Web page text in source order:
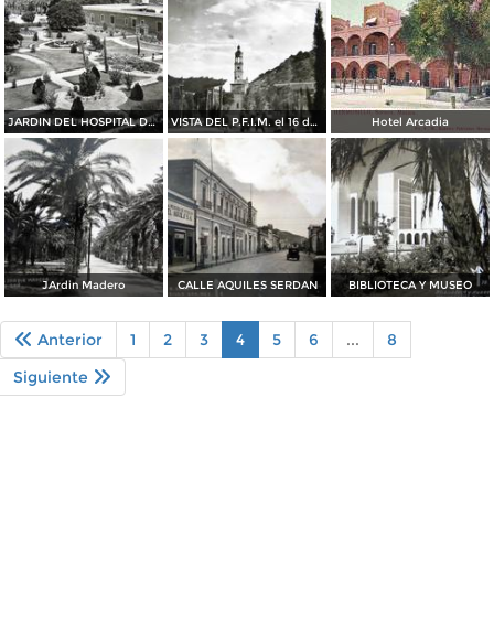
JARDIN DEL HOSPITAL DEL ESTADO el 16 de Octubre de 1935 VISTA DEL P.F.I.M. el 16 de Octubre de 1935 Hotel Arcadia
JArdin Madero CALLE AQUILES SERDAN BIBLIOTECA Y MUSEO
Anterior 1 2 3 4 5 6 ...
8
Siguiente